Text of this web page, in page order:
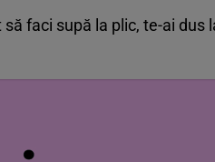
faci supă la plic, te-ai dus